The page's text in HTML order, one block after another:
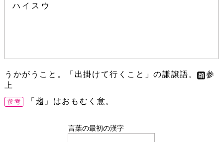
ハイスウ
うかがうこと。「出掛けて行くこと」の謙譲語。
参
上
「趨」はおもむく意。
言葉の最初の漢字